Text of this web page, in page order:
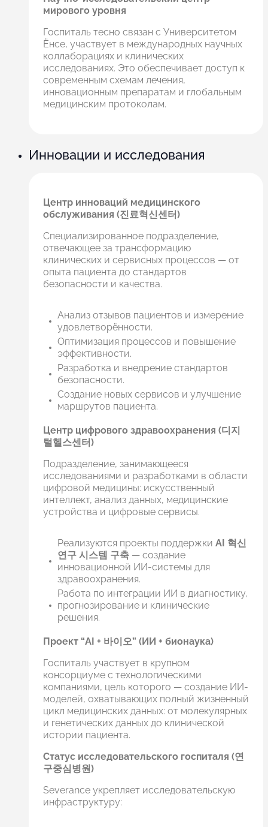
мирового уровня
Госпиталь тесно связан с Университетом
Ёнсе, участвует в международных научных
коллаборациях и клинических
исследованиях. Это обеспечивает доступ к
современным схемам лечения,
инновационным препаратам и глобальным
медицинским протоколам.
Инновации и исследования
Центр инноваций медицинского
обслуживания (진료혁신센터)
Специализированное подразделение,
отвечающее за трансформацию
клинических и сервисных процессов — от
опыта пациента до стандартов
безопасности и качества.
Анализ отзывов пациентов и измерение
удовлетворённости.
Оптимизация процессов и повышение
эффективности.
Разработка и внедрение стандартов
безопасности.
Создание новых сервисов и улучшение
маршрутов пациента.
Центр цифрового здравоохранения (디지
털헬스센터)
Подразделение, занимающееся
исследованиями и разработками в области
цифровой медицины: искусственный
интеллект, анализ данных, медицинские
устройства и цифровые сервисы.
Реализуются проекты поддержки AI 혁신
연구 시스템 구축 — создание
инновационной ИИ-системы для
здравоохранения.
Работа по интеграции ИИ в диагностику,
прогнозирование и клинические
решения.
Проект “AI + 바이오” (ИИ + бионаука)
Госпиталь участвует в крупном
консорциуме с технологическими
компаниями, цель которого — создание ИИ-
моделей, охватывающих полный жизненный
цикл медицинских данных: от молекулярных
и генетических данных до клинической
истории пациента.
Статус исследовательского госпиталя (연
구중심병원)
Severance укрепляет исследовательскую
инфраструктуру: